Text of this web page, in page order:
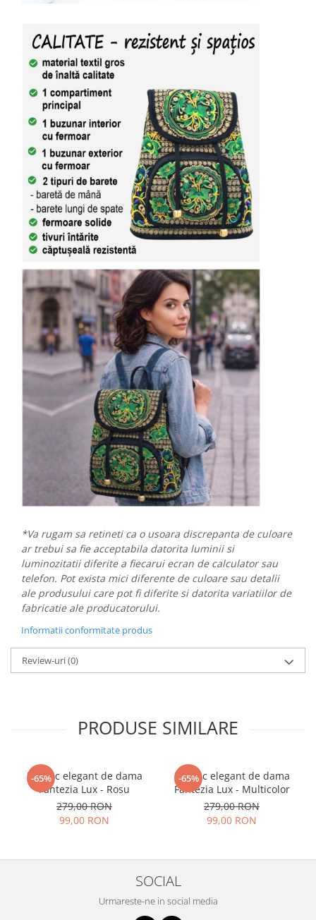
*Va rugam sa retineti ca o usoara discrepanta de culoare
ar trebui sa fie acceptabila datorita luminii si
luminozitatii diferite a fiecarui ecran de calculator sau
telefon. Pot exista mici diferente de culoare sau detalii
ale produsului care pot fi diferite si datorita variatiilor de
fabricatie ale producatorului.
Informatii conformitate produs
Review-uri(0)
PRODUSE SIMILARE
-65%
Rucsac elegant de dama
Fantezia Lux - Rosu
279,00 RON
99,00 RON
-65%
Rucsac elegant de dama
Fantezia Lux - Multicolor
279,00 RON
99,00 RON
SOCIAL
Urmareste-ne in social media